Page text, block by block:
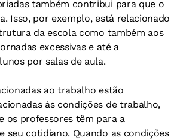
também contribui para que o
Isso, por exemplo, está relacionado
da escola como também aos
excessivas e até a
por salas de aula.
ao trabalho estão
às condições de trabalho,
os professores têm para a
seu cotidiano. Quando as condições